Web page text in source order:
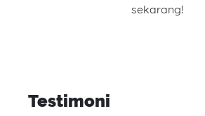
sekarang!
Testimoni